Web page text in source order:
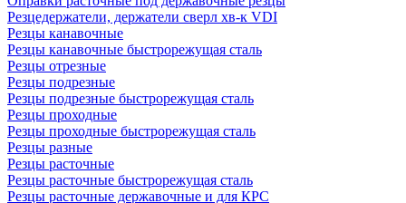
Резцедержатели, держатели сверл хв-к VDI
Резцы канавочные
Резцы канавочные быстрорежущая сталь
Резцы отрезные
Резцы подрезные
Резцы подрезные быстрорежущая сталь
Резцы проходные
Резцы проходные быстрорежущая сталь
Резцы разные
Резцы расточные
Резцы расточные быстрорежущая сталь
Резцы расточные державочные и для КРС